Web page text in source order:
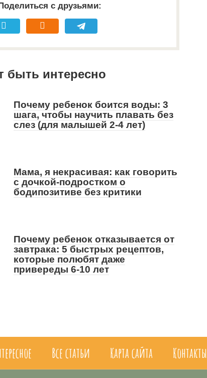
с друзьями:
быть интересно
Почему ребенок боится воды: 3
шага, чтобы научить плавать без
слез (для малышей 2-4 лет)
Мама, я некрасивая: как говорить
с дочкой-подростком о
бодипозитиве без критики
Почему ребенок отказывается от
завтрака: 5 быстрых рецептов,
которые полюбят даже
привереды 6-10 лет
Все статьи Карта сайта Контакты